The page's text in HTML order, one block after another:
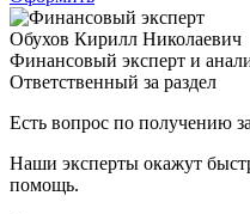
Обухов Кирилл Николаевич
Финансовый эксперт и
Ответственный за раздел
Есть вопрос по получению
Наши эксперты окажут
помощь.